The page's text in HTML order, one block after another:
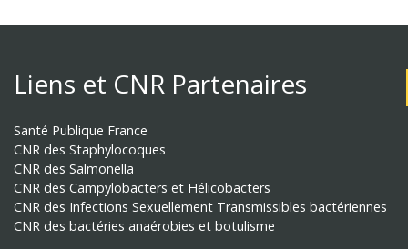
Liens et CNR Partenaires
Santé Publique France
CNR des Staphylocoques
CNR des Salmonella
CNR des Campylobacters et Hélicobacters
CNR des Infections Sexuellement Transmissibles bactériennes
CNR des bactéries anaérobies et botulisme